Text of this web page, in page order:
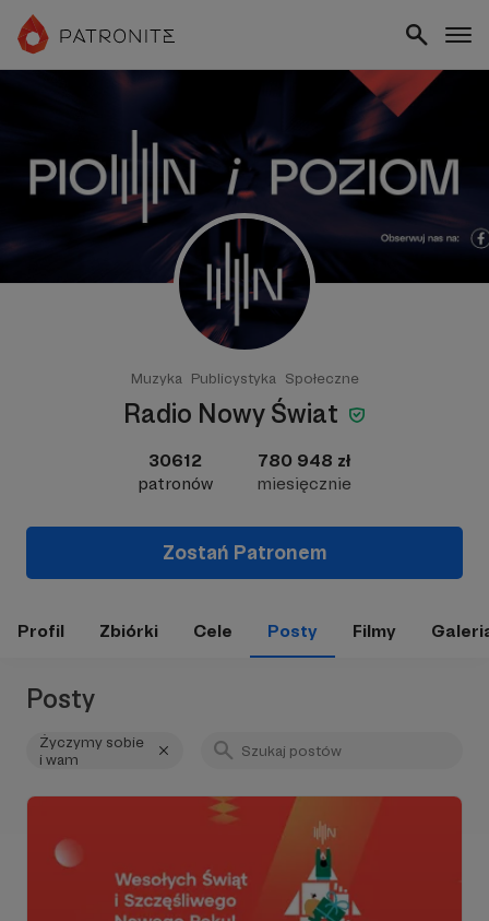
Muzyka Publicystyka Społeczne
Radio Nowy Świat
30612
patronów
780 948 zł
miesięcznie
Zostań Patronem
Profil Zbiórki Cele Posty Filmy
Posty
Życzymy sobie
i wam